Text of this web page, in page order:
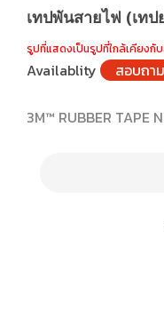
เทปพันสายไฟ (เทป
รูปที่แสดงเป็นรูปที่ใกล้เคียงกับ
Availablity สอบถา
3M™ RUBBER TAPE